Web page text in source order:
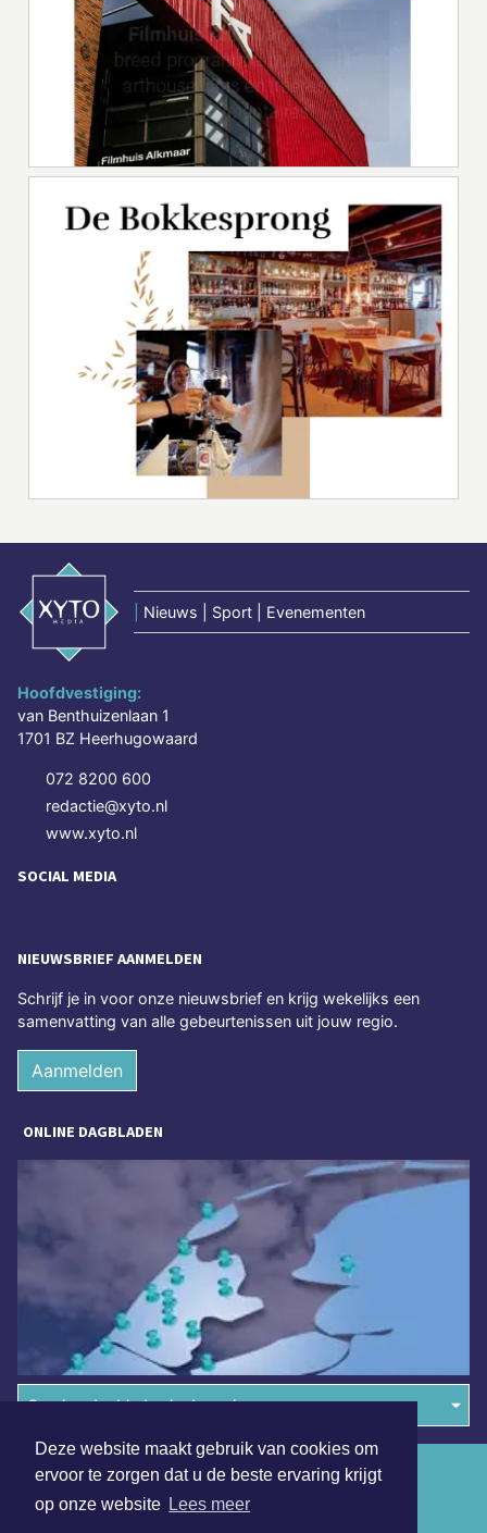
Deze website maakt gebruik van cookies om
ervoor te zorgen dat u de beste ervaring krijgt
op onze website Lees meer
Nieuws | Sport | Evenementen
Hoofdvestiging:
van Benthuizenlaan 1
1701 BZ Heerhugowaard
072 8200 600
redactie@xyto.nl
www.xyto.nl
SOCIAL MEDIA
NIEUWSBRIEF AANMELDEN
Schrijf je in voor onze nieuwsbrief en krijg wekelijks een
samenvatting van alle gebeurtenissen uit jouw regio.
Aanmelden
ONLINE DAGBLADEN
Overige dagbladen in de regio
Algemene voorwaarden
Disclaimer